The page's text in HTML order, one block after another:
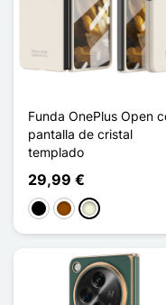
Funda OnePlus Open
pantalla de cristal
templado
29,99 €
NegroMarrón
Beige